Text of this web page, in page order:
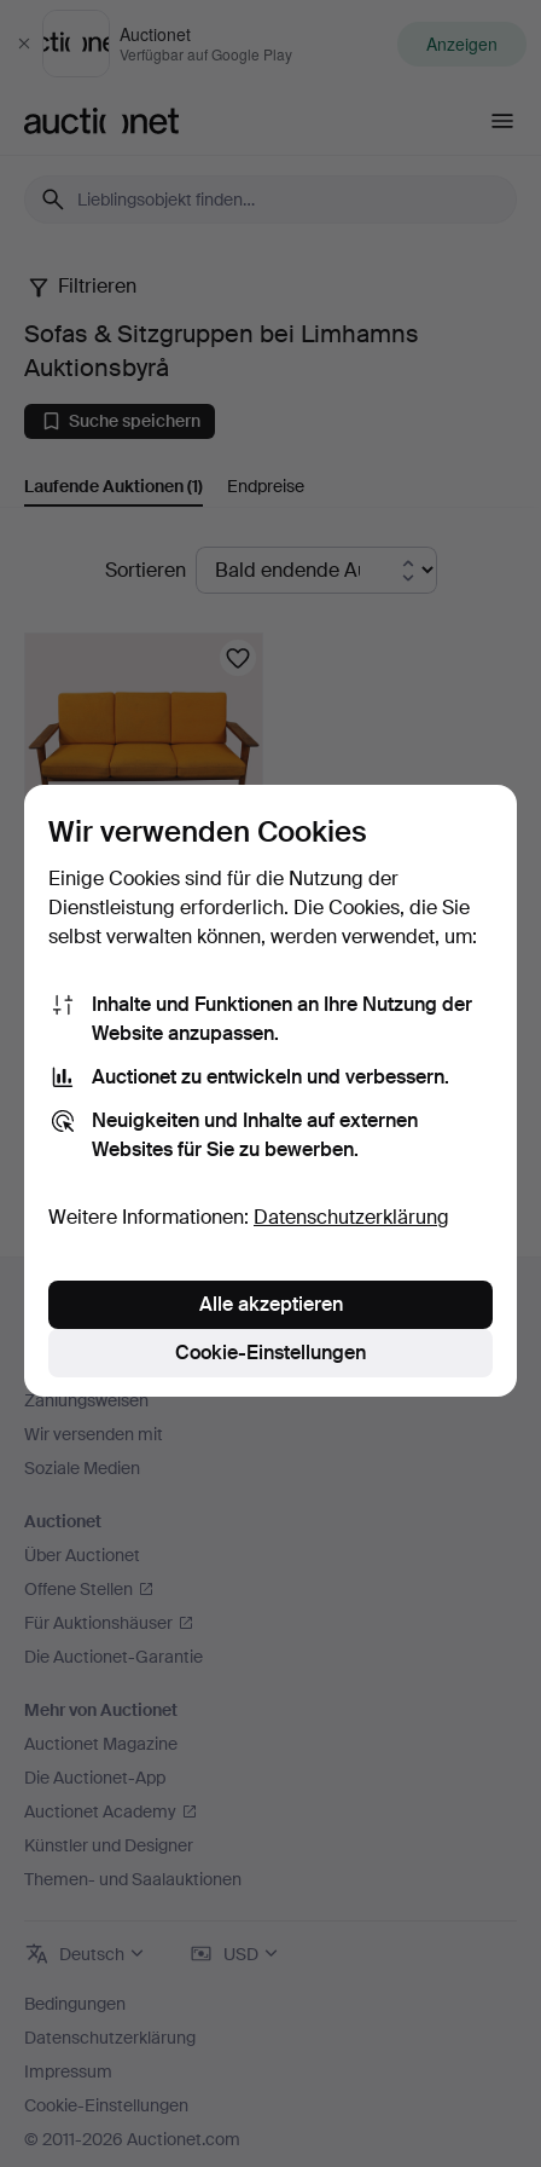
Schließen
Auctionet
Verfügbar auf Google Play Anzeigen
Sofas
Sitzgruppen
bei
Auktionsbyrå
Filtrieren
Sofas & Sitzgruppen bei Limhamns
Auktionsbyrå
Suche speichern
Laufende Auktionen(1) Endpreise
LaufendeSortieren
HANS J WEGNER. Sofa,
Gestell aus Eiche mit…
8 Tage
1.583 USD
Sie können auch inBeendete Auktionen aus unserem
suchen.
Fußzeilen-
Kontakt mit dem Support aufnehmen
Zahlungsweisen
Wir versenden mit
Soziale Medien
Auctionet
Über Auctionet
Offene Stellen
Für Auktionshäuser
Die Auctionet-Garantie
Mehr von Auctionet
Auctionet Magazine
Die Auctionet-App
Auctionet Academy
Künstler und Designer
Themen- und Saalauktionen
Deutsch USD
Bedingungen
Datenschutzerklärung
Impressum
Cookie-Einstellungen
© 2011-2026 Auctionet.com
Wir verwenden Cookies
Einige Cookies sind für die Nutzung der
Dienstleistung erforderlich. Die Cookies, die Sie
selbst verwalten können, werden verwendet, um:
Inhalte und Funktionen an Ihre Nutzung der
Website anzupassen.
Auctionet zu entwickeln und verbessern.
Neuigkeiten und Inhalte auf externen
Websites für Sie zu bewerben.
Weitere Informationen: Datenschutzerklärung
Cookie-Einstellungen
Alle akzeptieren